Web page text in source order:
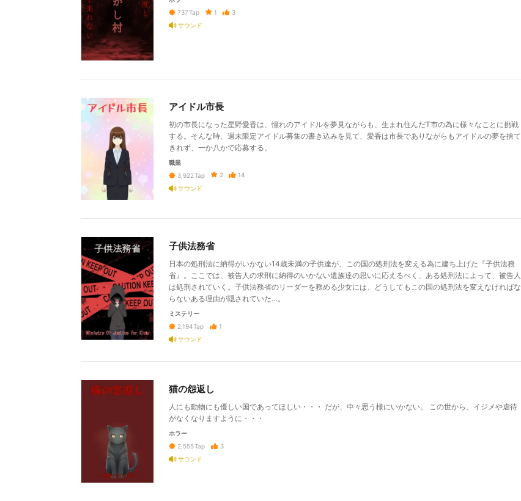
737Tap 1
3
サウンド
アイドル市長
初の市長になった星野愛香は、憧れのアイドルを夢見ながらも、生まれ住んだT市の為に様々なことに挑戦
する。そんな時、週末限定アイドル募集の書き込みを見て、愛香は市長でありながらもアイドルの夢を捨て
きれず、一か八かで応募する。
職業
3,922Tap 2
14
サウンド
子供法務省
日本の処刑法に納得がいかない14歳未満の子供達が、この国の処刑法を変える為に建ち上げた『子供法務
省』。ここでは、被告人の求刑に納得のいかない遺族達の思いに応えるべく、ある処刑法によって、被告人
は処刑されていく。子供法務省のリーダーを務める少女には、どうしてもこの国の処刑法を変えなければな
らないある理由が隠されていた…。
ミステリー
2,194Tap
1
サウンド
猫の怨返し
人にも動物にも優しい国であってほしい・・・ だが、中々思う様にいかない。 この世から、イジメや虐待
がなくなりますように・・・
ホラー
2,555Tap
3
サウンド